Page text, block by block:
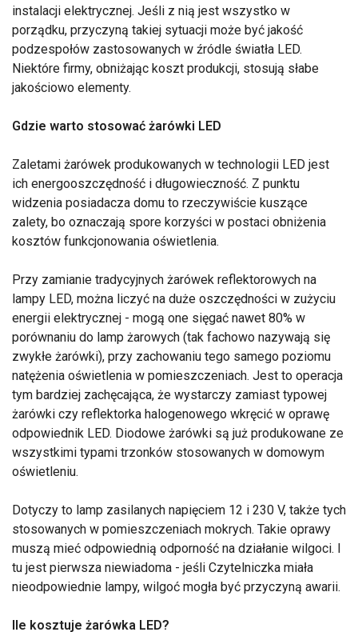
instalacji elektrycznej. Jeśli z nią jest wszystko w
porządku, przyczyną takiej sytuacji może być jakość
podzespołów zastosowanych w źródle światła LED.
Niektóre firmy, obniżając koszt produkcji, stosują słabe
jakościowo elementy.
Gdzie warto stosować żarówki LED
Zaletami żarówek produkowanych w technologii LED jest
ich energooszczędność i długowieczność. Z punktu
widzenia posiadacza domu to rzeczywiście kuszące
zalety, bo oznaczają spore korzyści w postaci obniżenia
kosztów funkcjonowania oświetlenia.
Przy zamianie tradycyjnych żarówek reflektorowych na
lampy LED, można liczyć na duże oszczędności w zużyciu
energii elektrycznej - mogą one sięgać nawet 80% w
porównaniu do lamp żarowych (tak fachowo nazywają się
zwykłe żarówki), przy zachowaniu tego samego poziomu
natężenia oświetlenia w pomieszczeniach. Jest to operacja
tym bardziej zachęcająca, że wystarczy zamiast typowej
żarówki czy reflektorka halogenowego wkręcić w oprawę
odpowiednik LED. Diodowe żarówki są już produkowane ze
wszystkimi typami trzonków stosowanych w domowym
oświetleniu.
Dotyczy to lamp zasilanych napięciem 12 i 230 V, także tych
stosowanych w pomieszczeniach mokrych. Takie oprawy
muszą mieć odpowiednią odporność na działanie wilgoci. I
tu jest pierwsza niewiadoma - jeśli Czytelniczka miała
nieodpowiednie lampy, wilgoć mogła być przyczyną awarii.
Ile kosztuje żarówka LED?